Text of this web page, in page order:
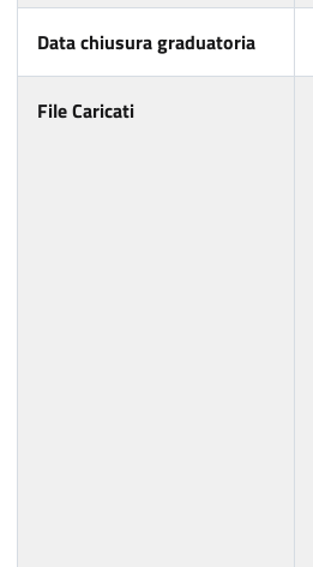
Data chiusura graduatoria
File Caricati